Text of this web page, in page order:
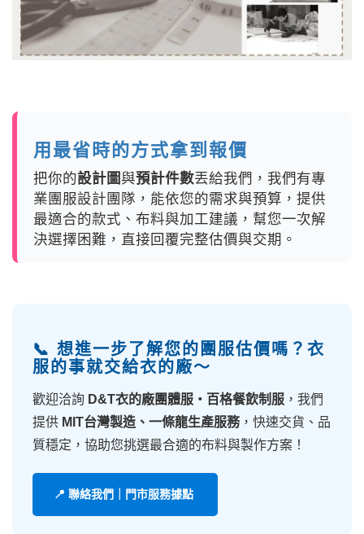
用最省時的方式拿到報價
把你的設計圖與預計件數丟給我們，我們有專
業團服設計團隊，能依您的需求與預算，提供
最適合的款式、布料與加工建議，幫您一次解
決選擇困難，直接回覆完整估價與交期。
📞 想進一步了解您的團服估價嗎？衣
服的事就交給衣的廠～
歡迎洽詢 D&T衣的廠團體服・百格餐飲制服 ，我們
提供 MIT台灣製造、一條龍生產服務，快速交貨、品
質穩定，協助您挑選最合適的布料與製作方案！
📍 聯絡我們｜門市服務據點